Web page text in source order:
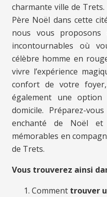
charmante ville de
Père Noël dans cette
nous vous proposons
incontournables où
célèbre homme en
vivre l’expérience
confort de votre
également une
domicile. Préparez-
enchanté de Noël
mémorables en
de Trets.
Vous trouverez ainsi
Comment trouver